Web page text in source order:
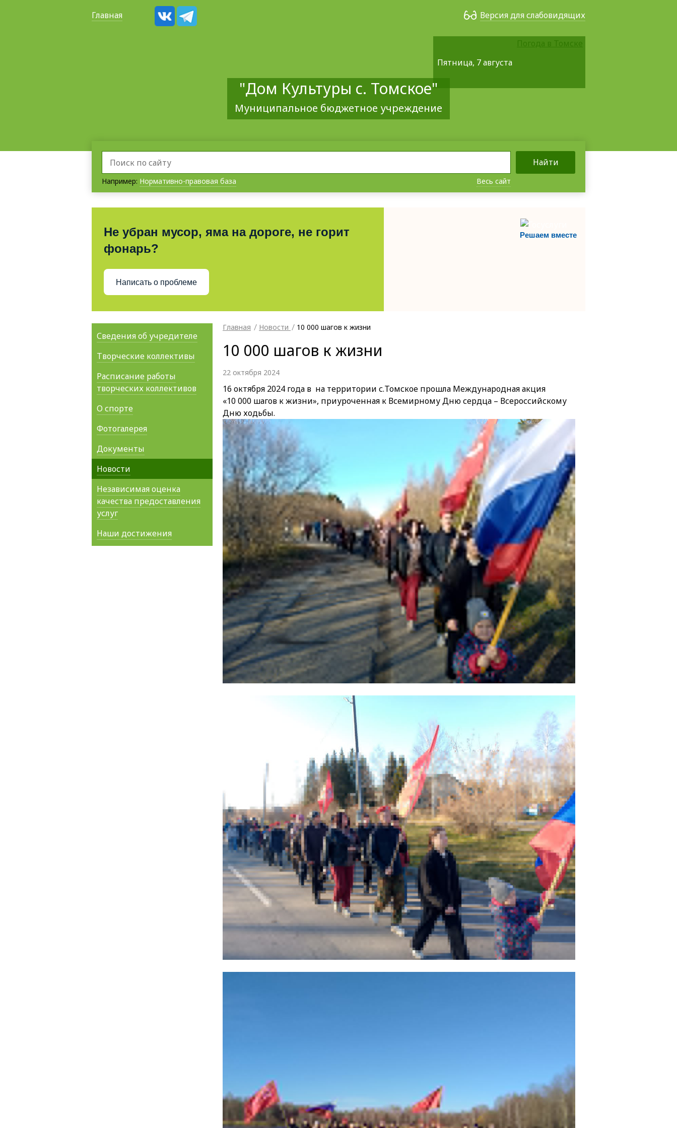
Главная Версия для слабовидящих
"Дом Культуры с. Томское"
Муниципальное бюджетное учреждение
Пятница, 7 августа
Погода в Томске
Найти
Например: Нормативно-правовая база Весь сайт
Решаем вместе
Не убран мусор, яма на дороге, не горит
фонарь?
Написать о проблеме
Главная Новости 10 000 шагов к жизни
10 000 шагов к жизни
22 октября 2024
16 октября 2024 года в на территории с.Томское прошла Международная акция
«10 000 шагов к жизни», приуроченная к Всемирному Дню сердца – Всероссийскому
Дню ходьбы.
Сведения об учредителе
Творческие коллективы
Расписание работы
творческих коллективов
О спорте
Фотогалерея
Документы
Новости
Независимая оценка
качества предоставления
услуг
Наши достижения